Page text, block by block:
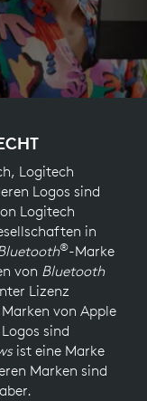
Logitech
Logos sind
Logitech
in
®-Marke
von Bluetooth
Lizenz
von Apple
sind
ist eine Marke
Marken sind